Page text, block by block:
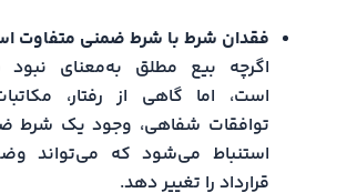
فقدان شرط با شرط ضمنی متفاوت
اگرچه بیع مطلق به‌معنای
است، اما گاهی از رفتار،
توافقات شفاهی، وجود یک شرط
استنباط می‌شود که می‌تواند
قرارداد را تغییر دهد.